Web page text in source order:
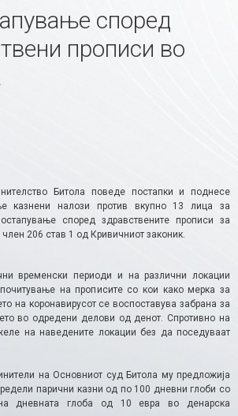
според
прописи во
Битола поведе постапки и поднесе
казнени налози против вкупно 13 лица за
според здравствените прописи за
206 став 1 од Кривичниот законик.
временски периоди и на различни локации
на прописите со кои како мерка за
на коронавирусот се воспоставува забрана за
во одредени делови од денот. Спротивно на
на наведените локации без да поседуваат
на Основниот суд Битола му предложија
парични казни од по 100 дневни глоби со
дневната глоба од 10 евра во денарска